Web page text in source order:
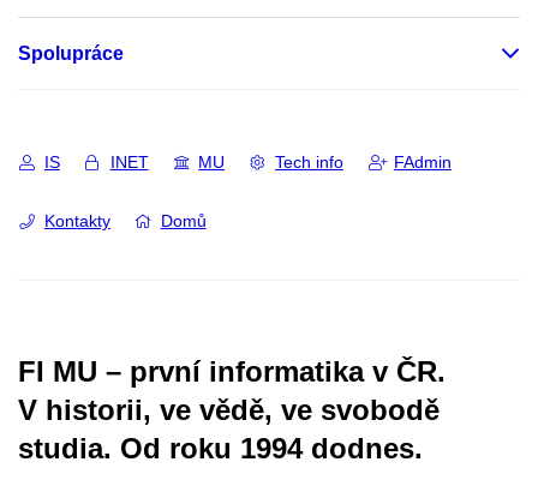
Spolupráce
IS INET MU Tech info FAdmin
Kontakty Domů
FI MU – první informatika v ČR.
V historii, ve vědě, ve svobodě
studia. Od roku 1994 dodnes.